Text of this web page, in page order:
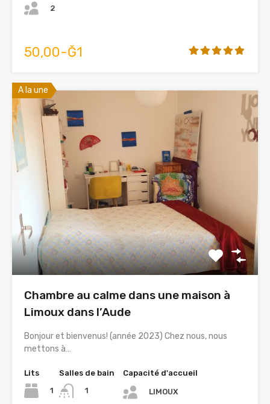
2
50,00-Ğ1
A la une
Chambre au calme dans une maison à
Limoux dans l’Aude
Bonjour et bienvenus! (année 2023) Chez nous, nous
mettons à…
Lits
1
Salles de bain
1
Capacité d'accueil
LIMOUX